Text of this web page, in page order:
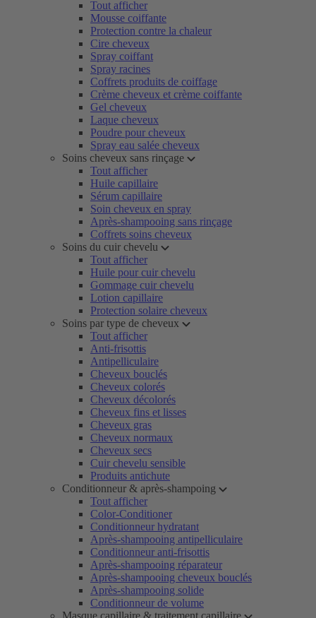
Tout afficher
Mousse coiffante
Protection contre la chaleur
Cire cheveux
Spray coiffant
Spray racines
Coffrets produits de coiffage
Crème cheveux et crème coiffante
Gel cheveux
Laque cheveux
Poudre pour cheveux
Spray eau salée cheveux
Soins cheveux sans rinçage
Tout afficher
Huile capillaire
Sérum capillaire
Soin cheveux en spray
Après-shampooing sans rinçage
Coffrets soins cheveux
Soins du cuir chevelu
Tout afficher
Huile pour cuir chevelu
Gommage cuir chevelu
Lotion capillaire
Protection solaire cheveux
Soins par type de cheveux
Tout afficher
Anti-frisottis
Antipelliculaire
Cheveux bouclés
Cheveux colorés
Cheveux décolorés
Cheveux fins et lisses
Cheveux gras
Cheveux normaux
Cheveux secs
Cuir chevelu sensible
Produits antichute
Conditionneur & après-shampoing
Tout afficher
Color-Conditioner
Conditionneur hydratant
Après-shampooing antipelliculaire
Conditionneur anti-frisottis
Après-shampooing réparateur
Après-shampooing cheveux bouclés
Après-shampooing solide
Conditionneur de volume
Masque capillaire & traitement capillaire